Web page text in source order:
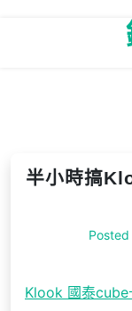
半小時搞
Posted
Klook 國泰cube